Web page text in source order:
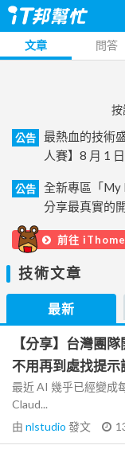
文章 問答
按
公告
最熱血的技術
人賽】8 月 1
公告
全新專區「My
分享最真實的
前往
技術文章
最新
【分享】台灣團
不用再到處找提示
最近 AI 幾乎已經變成
Claud...
由 nlstudio 發文